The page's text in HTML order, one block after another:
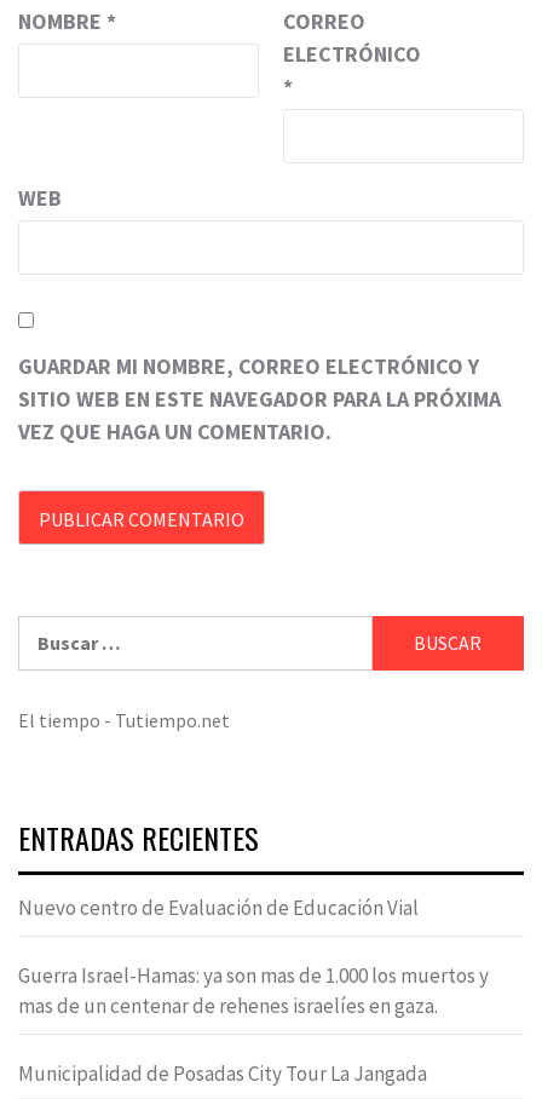
NOMBRE *
CORREO
ELECTRÓNICO
*
WEB
GUARDAR MI NOMBRE, CORREO ELECTRÓNICO Y
SITIO WEB EN ESTE NAVEGADOR PARA LA PRÓXIMA
VEZ QUE HAGA UN COMENTARIO.
El tiempo - Tutiempo.net
ENTRADAS RECIENTES
Nuevo centro de Evaluación de Educación Vial
Guerra Israel-Hamas: ya son mas de 1.000 los muertos y
mas de un centenar de rehenes israelíes en gaza.
Municipalidad de Posadas City Tour La Jangada